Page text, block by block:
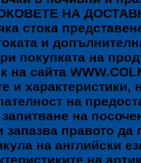
НА
стока
и
покупката на
на сайта
и
на
на
запазва правото
на английски
на